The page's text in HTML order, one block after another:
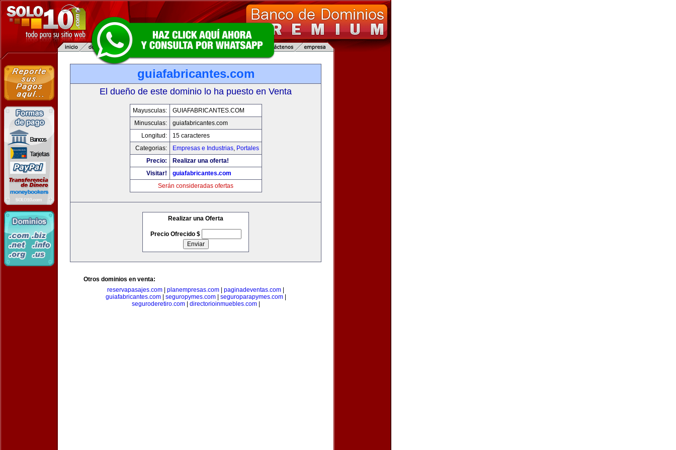
guiafabricantes.com
El dueño de este dominio lo ha puesto en Venta
Mayusculas:
GUIAFABRICANTES.COM
Minusculas:
guiafabricantes.com
Longitud:
15 caracteres
Categorias:
Empresas e Industrias, Portales
Precio:
Realizar una oferta!
Visitar!
guiafabricantes.com
Serán consideradas ofertas
Realizar una Oferta
Precio Ofrecido $
Otros dominios en venta:
reservapasajes.com
planempresas.com paginadeventas.com
guiafabricantes.com| seguropymes.com| seguroparapymes.com|
seguroderetiro.com| directorioinmuebles.com|